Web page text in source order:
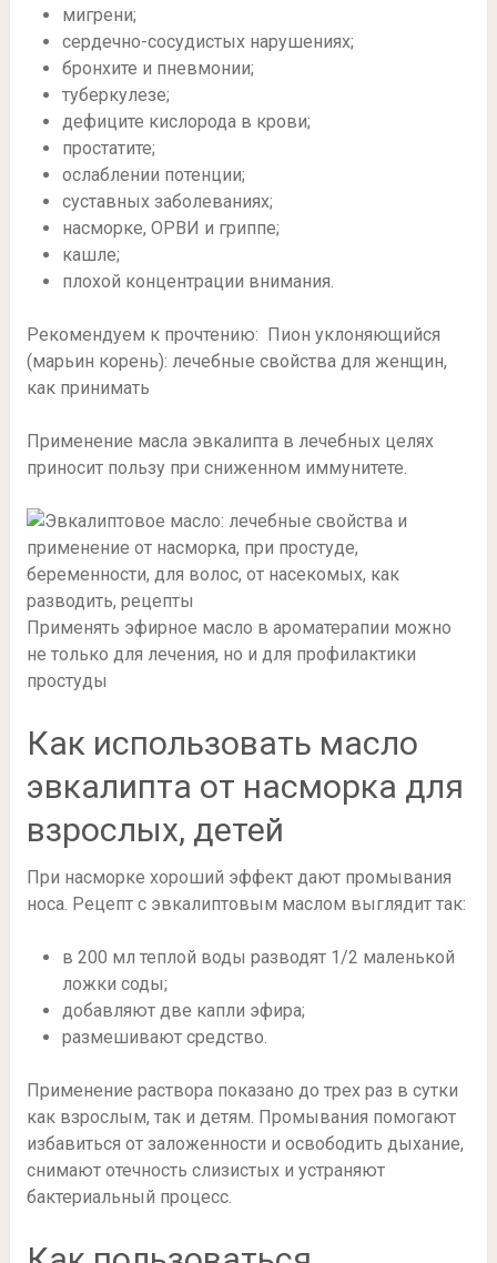
мигрени;
сердечно-сосудистых нарушениях;
бронхите и пневмонии;
туберкулезе;
дефиците кислорода в крови;
простатите;
ослаблении потенции;
суставных заболеваниях;
насморке, ОРВИ и гриппе;
кашле;
плохой концентрации внимания.
Рекомендуем к прочтению: Пион уклоняющийся
(марьин корень): лечебные свойства для женщин,
как принимать
Применение масла эвкалипта в лечебных целях
приносит пользу при сниженном иммунитете.
Применять эфирное масло в ароматерапии можно
не только для лечения, но и для профилактики
простуды
Как использовать масло
эвкалипта от насморка для
взрослых, детей
При насморке хороший эффект дают промывания
носа. Рецепт с эвкалиптовым маслом выглядит так:
в 200 мл теплой воды разводят 1/2 маленькой
ложки соды;
добавляют две капли эфира;
размешивают средство.
Применение раствора показано до трех раз в сутки
как взрослым, так и детям. Промывания помогают
избавиться от заложенности и освободить дыхание,
снимают отечность слизистых и устраняют
бактериальный процесс.